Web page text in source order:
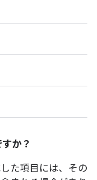
か？
た項目には、その